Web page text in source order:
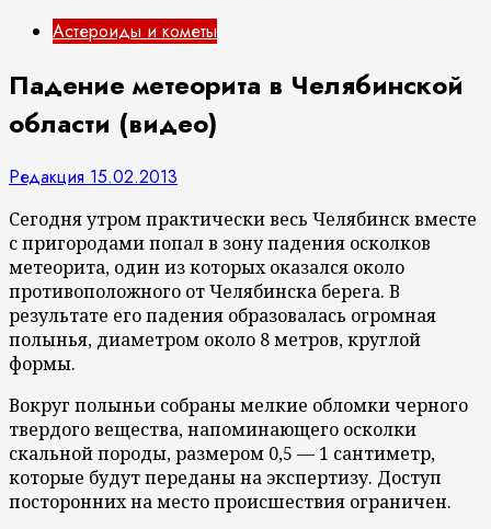
Астероиды и кометы
Падение метеорита в Челябинской
области (видео)
Редакция 15.02.2013
Сегодня утром практически весь Челябинск вместе
с пригородами попал в зону падения осколков
метеорита, один из которых оказался около
противоположного от Челябинска берега. В
результате его падения образовалась огромная
полынья, диаметром около 8 метров, круглой
формы.
Вокруг полыньи собраны мелкие обломки черного
твердого вещества, напоминающего осколки
скальной породы, размером 0,5 — 1 сантиметр,
которые будут переданы на экспертизу. Доступ
посторонних на место происшествия ограничен.